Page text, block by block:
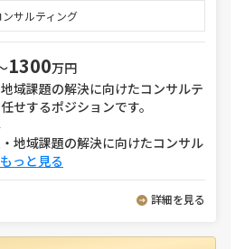
サルティング
1300万円
域課題の解決に向けたコンサルテ
せするポジションです。
・地域課題の解決に向けたコンサル
もっと見る
詳細を見る